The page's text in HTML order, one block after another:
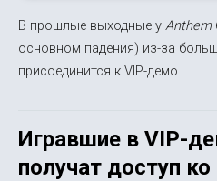
В прошлые выходные у Anthem
основном падения) из-за
присоединится к VIP-демо.
Игравшие в VIP-
получат доступ